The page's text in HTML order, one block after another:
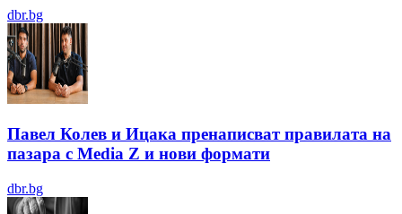
dbr.bg
Павел Колев и Ицака пренаписват правилата на
пазара с Media Z и нови формати
dbr.bg